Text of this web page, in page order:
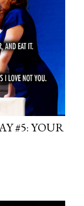
#5: YOUR